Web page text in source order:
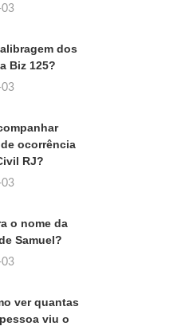
dos
Biz 125?
ocorrência
RJ?
o nome da
Samuel?
ver quantas
viu o